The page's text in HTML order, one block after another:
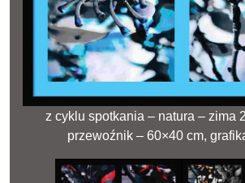
z cyklu spotkania – natura – zima
przewoźnik – 60×40 cm,